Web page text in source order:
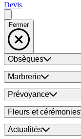
Devis
Fermer
Obsèques
Marbrerie
Prévoyance
Fleurs et cérémonies
Actualités